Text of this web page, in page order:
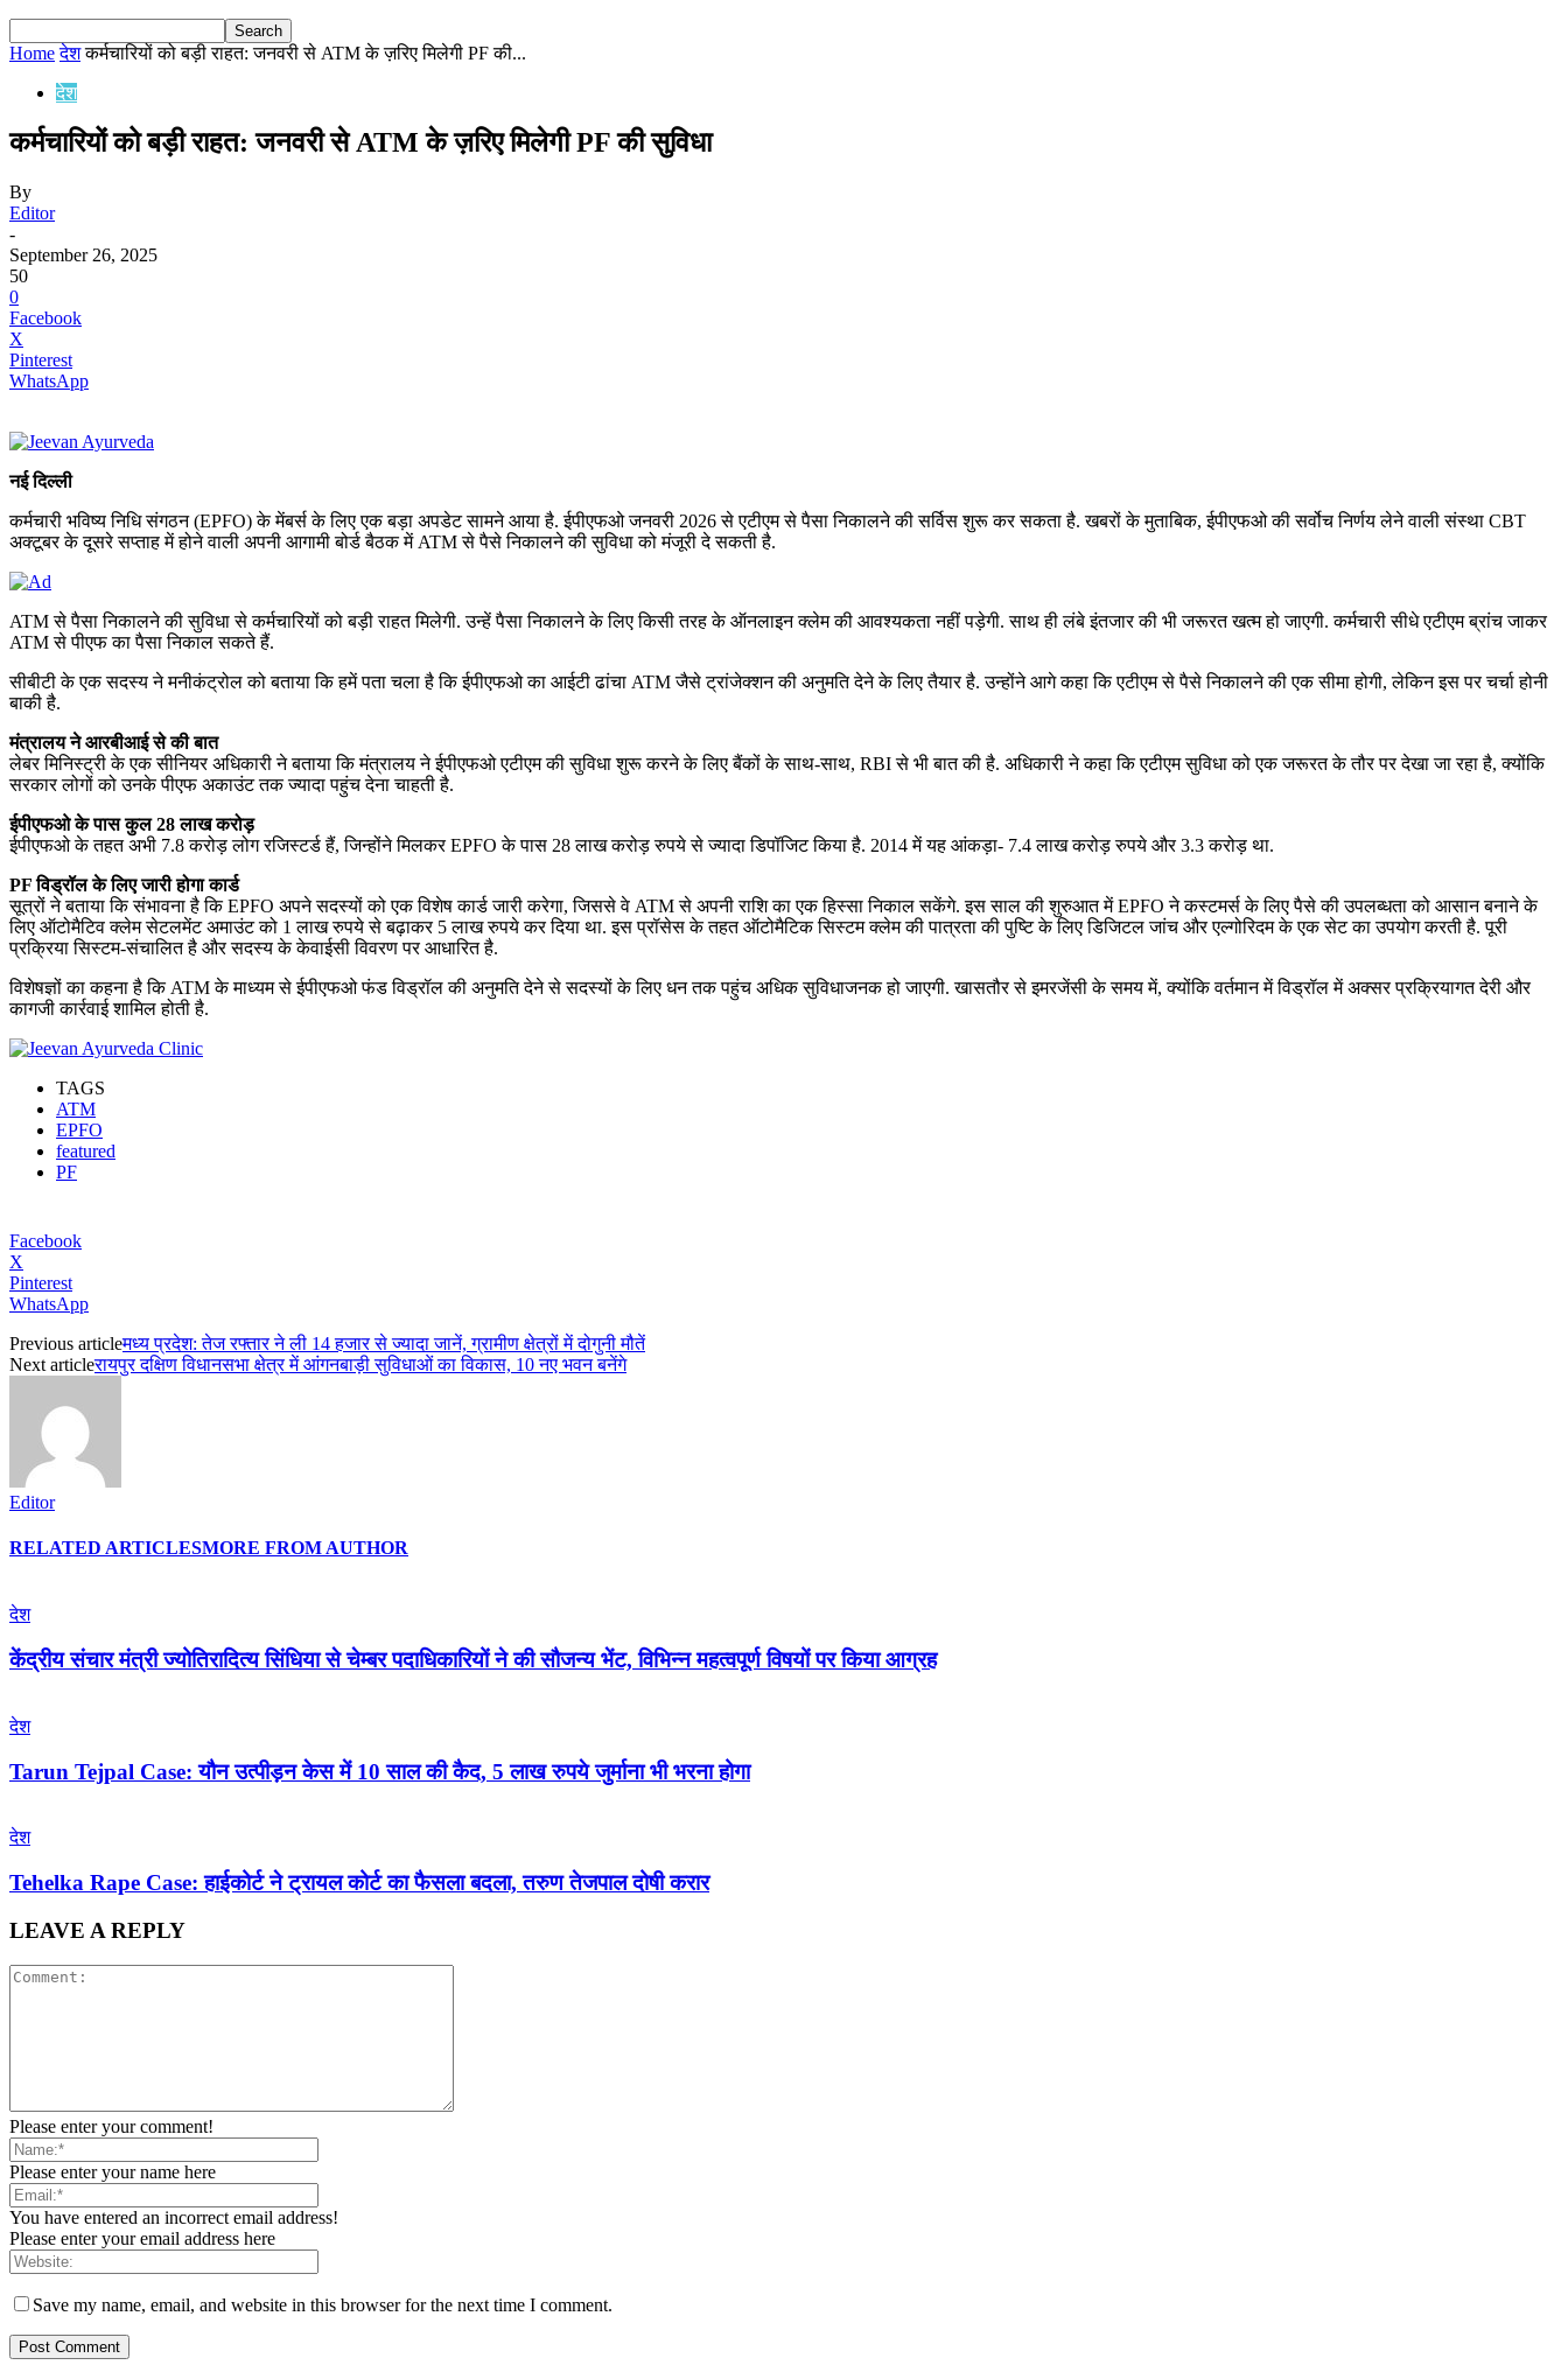
Home देश कर्मचारियों को बड़ी राहत: जनवरी से ATM के ज़रिए मिलेगी PF की...
देश
कर्मचारियों को बड़ी राहत: जनवरी से ATM के ज़रिए मिलेगी PF की सुविधा
By
Editor
-
September 26, 2025
50
0
Facebook
X
Pinterest
WhatsApp
नई दिल्ली
कर्मचारी भविष्‍य निधि संगठन (EPFO) के मेंबर्स के लिए एक बड़ा अपडेट सामने आया है. ईपीएफओ जनवरी 2026 से एटीएम से पैसा निकालने की सर्विस शुरू कर सकता है. खबरों के मुताबिक, ईपीएफओ की सर्वोच निर्णय लेने वाली संस्‍था CBT
अक्‍टूबर के दूसरे सप्‍ताह में होने वाली अपनी आगामी बोर्ड बैठक में ATM से पैसे निकालने की सुविधा को मंजूरी दे सकती है.
ATM से पैसा निकालने की सुविधा से कर्मचारियों को बड़ी राहत मिलेगी. उन्‍हें पैसा निकालने के लिए किसी तरह के ऑनलाइन क्‍लेम की आवश्‍यकता नहीं पड़ेगी. साथ ही लंबे इंतजार की भी जरूरत खत्‍म हो जाएगी. कर्मचारी सीधे एटीएम ब्रांच जाकर
ATM से पीएफ का पैसा निकाल सकते हैं.
सीबीटी के एक सदस्य ने मनीकंट्रोल को बताया कि हमें पता चला है कि ईपीएफओ का आईटी ढांचा ATM जैसे ट्रांजेक्‍शन की अनुमति देने के लिए तैयार है. उन्होंने आगे कहा कि एटीएम से पैसे निकालने की एक सीमा होगी, लेकिन इस पर चर्चा होनी
बाकी है.
मंत्रालय ने आरबीआई से की बात
लेबर मिनिस्‍ट्री के एक सीनियर अधिकारी ने बताया कि मंत्रालय ने ईपीएफओ एटीएम की सुविधा शुरू करने के लिए बैंकों के साथ-साथ, RBI से भी बात की है. अधिकारी ने कहा कि एटीएम सुविधा को एक जरूरत के तौर पर देखा जा रहा है, क्‍योंकि
सरकार लोगों को उनके पीएफ अकाउंट तक ज्‍यादा पहुंच देना चाहती है.
ईपीएफओ के पास कुल 28 लाख करोड़
ईपीएफओ के तहत अभी 7.8 करोड़ लोग रजिस्‍टर्ड हैं, जिन्‍होंने मिलकर EPFO के पास 28 लाख करोड़ रुपये से ज्‍यादा डिपॉजिट किया है. 2014 में यह आंकड़ा- 7.4 लाख करोड़ रुपये और 3.3 करोड़ था.
PF विड्रॉल के लिए जारी होगा कार्ड
सूत्रों ने बताया कि संभावना है कि EPFO अपने सदस्यों को एक विशेष कार्ड जारी करेगा, जिससे वे ATM से अपनी राशि का एक हिस्सा निकाल सकेंगे. इस साल की शुरुआत में EPFO ने कस्‍टमर्स के लिए पैसे की उपलब्‍धता को आसान बनाने के
लिए ऑटोमैटिव क्‍लेम सेटलमेंट अमाउंट को 1 लाख रुपये से बढ़ाकर 5 लाख रुपये कर दिया था. इस प्रॉसेस के तहत ऑटोमैटिक सिस्‍टम क्‍लेम की पात्रता की पुष्टि के लिए डिजिटल जांच और एल्‍गोरिदम के एक सेट का उपयोग करती है. पूरी
प्रक्रिया सिस्टम-संचालित है और सदस्य के केवाईसी विवरण पर आधारित है.
विशेषज्ञों का कहना है कि ATM के माध्यम से ईपीएफओ फंड विड्रॉल की अनुमति देने से सदस्यों के लिए धन तक पहुंच अधिक सुविधाजनक हो जाएगी. खासतौर से इमरजेंसी के समय में, क्योंकि वर्तमान में विड्रॉल में अक्सर प्रक्रियागत देरी और
कागजी कार्रवाई शामिल होती है.
TAGS
ATM
EPFO
featured
PF
Facebook
X
Pinterest
WhatsApp
Previous articleमध्य प्रदेश: तेज रफ्तार ने ली 14 हजार से ज्यादा जानें, ग्रामीण क्षेत्रों में दोगुनी मौतें
Next articleरायपुर दक्षिण विधानसभा क्षेत्र में आंगनबाड़ी सुविधाओं का विकास, 10 नए भवन बनेंगे
Editor
RELATED ARTICLESMORE FROM AUTHOR
देश
केंद्रीय संचार मंत्री ज्योतिरादित्य सिंधिया से चेम्बर पदाधिकारियों ने की सौजन्य भेंट, विभिन्न महत्वपूर्ण विषयों पर किया आग्रह
देश
Tarun Tejpal Case: यौन उत्पीड़न केस में 10 साल की कैद, 5 लाख रुपये जुर्माना भी भरना होगा
देश
Tehelka Rape Case: हाईकोर्ट ने ट्रायल कोर्ट का फैसला बदला, तरुण तेजपाल दोषी करार
LEAVE A REPLY
Please enter your comment!
Please enter your name here
You have entered an incorrect email address!
Please enter your email address here
Save my name, email, and website in this browser for the next time I comment.